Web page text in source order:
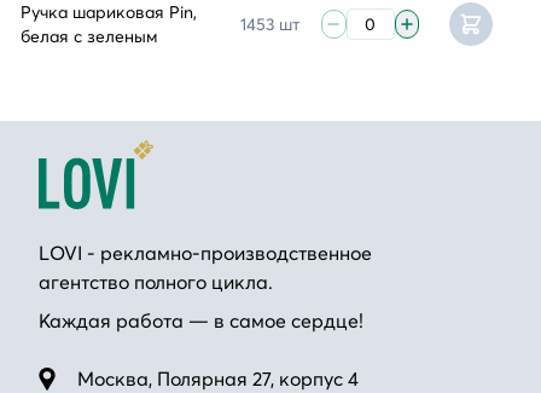
Ручка шариковая Pin,
белая с зеленым
1453 шт
LOVI - рекламно-производственное
агентство полного цикла.
Каждая работа — в самое сердце!
Москва, Полярная 27, корпус 4